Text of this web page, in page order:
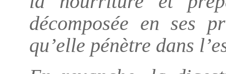
décomposée en ses
qu’elle pénètre dans